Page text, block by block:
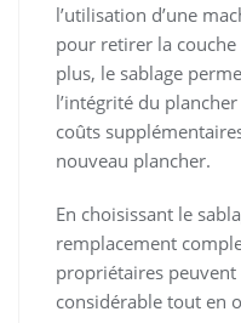
l’utilisation d’une
pour retirer la
plus, le sablage
l’intégrité du
coûts
nouveau plancher.
En choisissant le
remplacement
propriétaires
considérable tout en